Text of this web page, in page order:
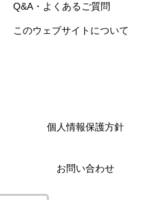
Q&A・よくあるご質問
このウェブサイトについて
個人情報保護方針
お問い合わせ